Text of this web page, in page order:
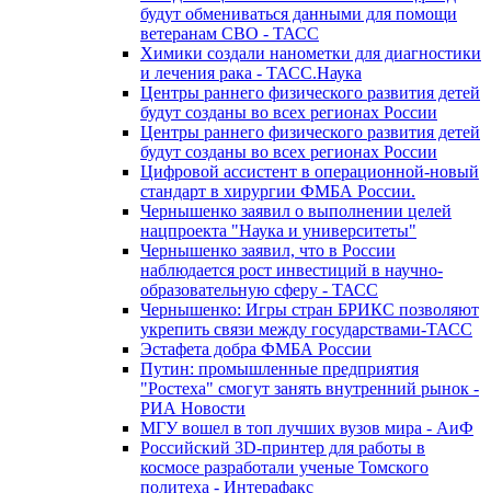
будут обмениваться данными для помощи
ветеранам СВО - ТАСС
Химики создали нанометки для диагностики
и лечения рака - ТАСС.Наука
Центры раннего физического развития детей
будут созданы во всех регионах России
Центры раннего физического развития детей
будут созданы во всех регионах России
Цифровой ассистент в операционной-новый
стандарт в хирургии ФМБА России.
Чернышенко заявил о выполнении целей
нацпроекта "Наука и университеты"
Чернышенко заявил, что в России
наблюдается рост инвестиций в научно-
образовательную сферу - ТАСС
Чернышенко: Игры стран БРИКС позволяют
укрепить связи между государствами-ТАСС
Эстафета добра ФМБА России
Путин: промышленные предприятия
"Ростеха" смогут занять внутренний рынок -
РИА Новости
МГУ вошел в топ лучших вузов мира - АиФ
Российский 3D-принтер для работы в
космосе разработали ученые Томского
политеха - Интерафакс